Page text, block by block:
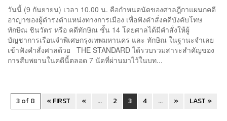
วันนี้ (9 กันยายน) เวลา 10.00 น. คือกำหนดนัดของศาลฎีกาแผนกคดี
อาญาของผู้ดำรงตำแหน่งทางการเมือง เพื่อฟังคำสั่งคดีบังคับโทษ
ทักษิณ ชินวัตร หรือ คดีทักษิณ ชั้น 14 โดยศาลได้มีคำสั่งให้ผู้
บัญชาการเรือนจำพิเศษกรุงเทพมหานคร และ ทักษิณ ในฐานะจำเลย
เข้าฟังคำสั่งศาลด้วย THE STANDARD ได้รวบรวมสาระสำคัญของ
การสืบพยานในคดีนี้ตลอด 7 นัดที่ผ่านมาไว้ในบท...
3 of 8 « FIRST « ... 2 3 4 ... » LAST »